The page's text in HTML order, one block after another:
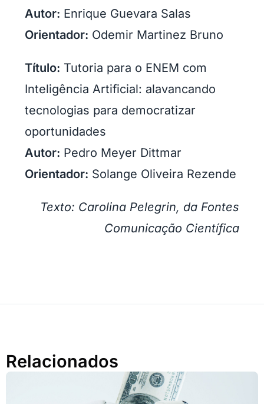
Autor: Enrique Guevara Salas
Orientador: Odemir Martinez Bruno
Título: Tutoria para o ENEM com
Inteligência Artificial: alavancando
tecnologias para democratizar
oportunidades
Autor: Pedro Meyer Dittmar
Orientador: Solange Oliveira Rezende
Texto: Carolina Pelegrin, da Fontes
Comunicação Científica
Relacionados